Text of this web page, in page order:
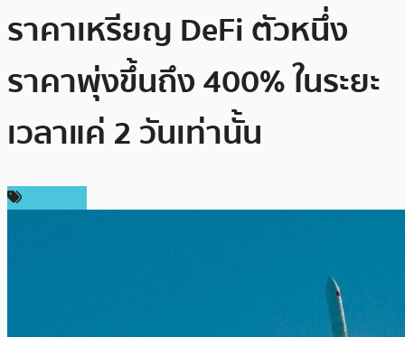
ราคาเหรียญ DeFi ตัวหนึ่ง
ราคาพุ่งขึ้นถึง 400% ในระยะ
เวลาแค่ 2 วันเท่านั้น